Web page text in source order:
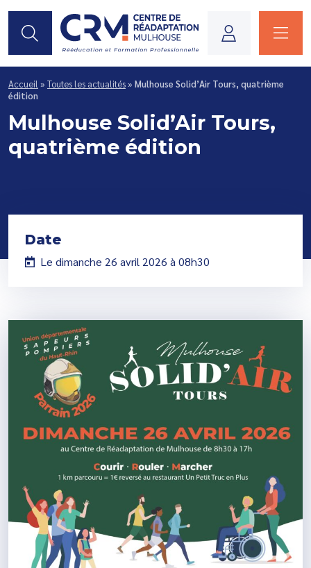
Je suis...
Accueil » Toutes les actualités» Mulhouse Solid’Air Tours, quatrième
édition
Mulhouse Solid’Air Tours,
quatrième édition
Date
Le dimanche 26 avril 2026 à 08h30